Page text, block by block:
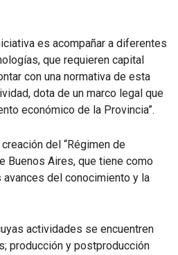
es acompañar a diferentes
que requieren capital
con una normativa de esta
dota de un marco legal que
económico de la Provincia”.
del “Régimen de
Buenos Aires, que tiene como
del conocimiento y la
actividades se encuentren
producción y postproducción